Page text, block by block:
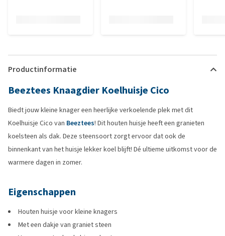
Productinformatie
Beeztees Knaagdier Koelhuisje Cico
Biedt jouw kleine knager een heerlijke verkoelende plek met dit
Koelhuisje Cico van Beeztees! Dit houten huisje heeft een granieten
koelsteen als dak. Deze steensoort zorgt ervoor dat ook de
binnenkant van het huisje lekker koel blijft! Dé ultieme uitkomst voor de
warmere dagen in zomer.
Eigenschappen
Houten huisje voor kleine knagers
Met een dakje van graniet steen